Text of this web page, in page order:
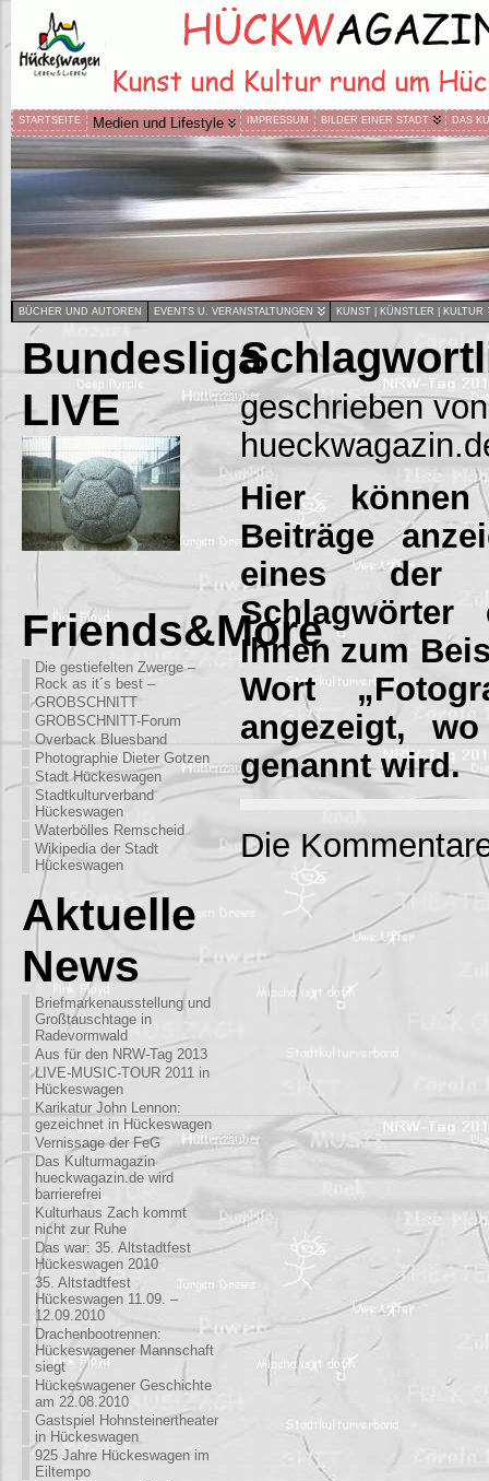
STARTSEITE Medien und Lifestyle IMPRESSUM BILDER EINER STADT DAS
BÜCHER UND AUTOREN EVENTS U. VERANSTALTUNGEN KUNST | KÜNSTLER | KULTUR
Bundesliga
LIVE
Friends&More
Die gestiefelten Zwerge –
Rock as it´s best –
GROBSCHNITT
GROBSCHNITT-Forum
Overback Bluesband
Photographie Dieter Gotzen
Stadt Hückeswagen
Stadtkulturverband
Hückeswagen
Waterbölles Remscheid
Wikipedia der Stadt
Hückeswagen
Aktuelle
News
Briefmarkenausstellung und
Großtauschtage in
Radevormwald
Aus für den NRW-Tag 2013
LIVE-MUSIC-TOUR 2011 in
Hückeswagen
Karikatur John Lennon:
gezeichnet in Hückeswagen
Vernissage der FeG
Das Kulturmagazin
hueckwagazin.de wird
barrierefrei
Kulturhaus Zach kommt
nicht zur Ruhe
Das war: 35. Altstadtfest
Hückeswagen 2010
35. Altstadtfest
Hückeswagen 11.09. –
12.09.2010
Drachenbootrennen:
Hückeswagener Mannschaft
siegt
Hückeswagener Geschichte
am 22.08.2010
Gastspiel Hohnsteinertheater
in Hückeswagen
925 Jahre Hückeswagen im
Eiltempo
geschrieben
Hier
Beiträge
eines der
Ihnen zum
Wort
angezeigt,
genannt wird.
Die